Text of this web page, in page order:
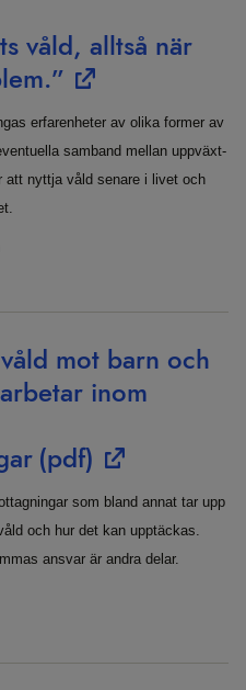
våld, alltså när
erfarenheter av olika former av
samband mellan uppväxt-
att nyttja våld senare i livet och
mot barn och
inom
(pdf)
som bland annat tar upp
och hur det kan upptäckas.
ansvar är andra delar.